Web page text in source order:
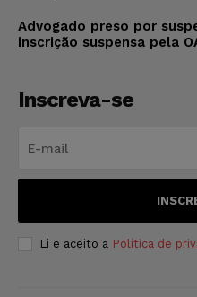
Advogado preso por
inscrição suspensa pela
Inscreva-se
Li e aceito a Política de